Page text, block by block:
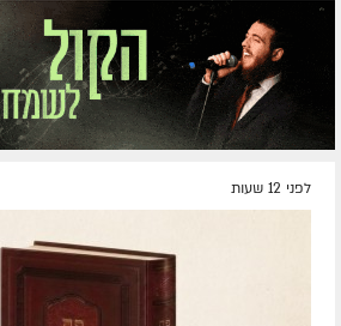
לפני 12 שעות